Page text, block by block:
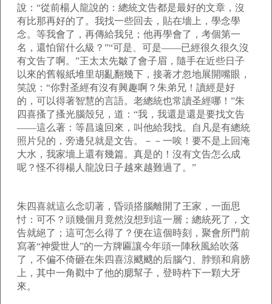
說：“從前楊人龍說的：總統文告都是最好的文章，沒
有比那再好的了。我找一些回去，貼在墻上，學念學
念。等我會了，再傳給我兒；他再學會了，考個第一
名，還怕留什么級？”“可是、可是——已經很久很久沒
有文告了啊。”王太太先皺了會子眉，隨手在近些日子
以來的舊報紙堆里胡亂翻幾下，接著才忽地展開嘴眼，
笑說：“你對圣經有沒有興趣啊？朱弟兄！讀經是好
的，可以得著智慧的言語。老總統也常讀圣經哪！”朱
四喜搔了搔光腦殼兒，道：“我，我還是還是要找文告
——這么著：等昌遠回來，叫他給我找。自凡是有總統
照片兒的，旁邊兒就是文告。
－－一唉！要不是上回淹
大水，我家墻上還有幾篇。真是的！沒有文告怎么成
呢？怪不得楊人龍說日子越來越難過了。”
朱四喜就這么念叨著，昏頭搭腦離開了王家，一面思
忖：可不？頭幾個月竟然沒想到這一層；總統死了，文
告就絕了；這可怎么得了？便在這個時刻，聚會所門前
寫著“神愛世人”的一方牌匾讓今年頭一陣秋風給吹落
了，不偏不倚砸在朱四喜涼颼颼的后腦勺、脖頸和肩膀
上，其中一角戳中了他的腮幫子，登時杵下一顆大牙
來。